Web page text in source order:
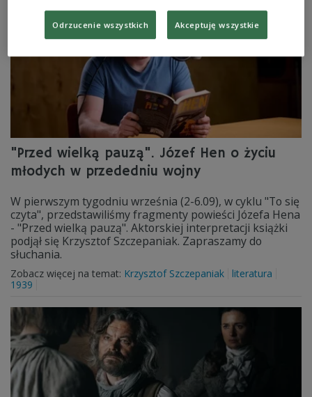
"Przed wielką pauzą". Józef Hen o życiu
młodych w przededniu wojny
W pierwszym tygodniu września (2-6.09), w cyklu "To się
czyta", przedstawiliśmy fragmenty powieści Józefa Hena
- "Przed wielką pauzą". Aktorskiej interpretacji książki
podjął się Krzysztof Szczepaniak. Zapraszamy do
słuchania.
Zobacz więcej na temat: Krzysztof Szczepaniak
literatura
1939
Odrzucenie wszystkich Akceptuję wszystkie